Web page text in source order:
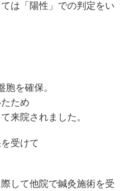
は「陽性」での判定をい
を確保。
ため
来院されました。
受けて
して他院で鍼灸施術を受